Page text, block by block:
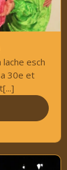
esch
30e et